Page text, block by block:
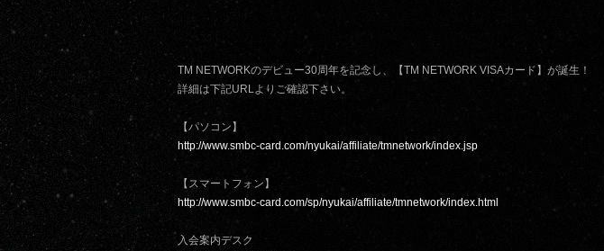
TM NETWORKのデビュー30周年を記念し、【TM NETWORK VISAカード】が誕生！
詳細は下記URLよりご確認下さい。
【パソコン】
http://www.smbc-card.com/nyukai/affiliate/tmnetwork/index.jsp
【スマートフォン】
http://www.smbc-card.com/sp/nyukai/affiliate/tmnetwork/index.html
入会案内デスク